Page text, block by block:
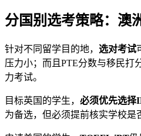
分国别选考策略：澳
针对不同留学目的地， 选对考试
压力小；而且PTE分数与移民打
力考试。
目标英国的学生， 必须优先选
为备选，但必须提前核实学校是